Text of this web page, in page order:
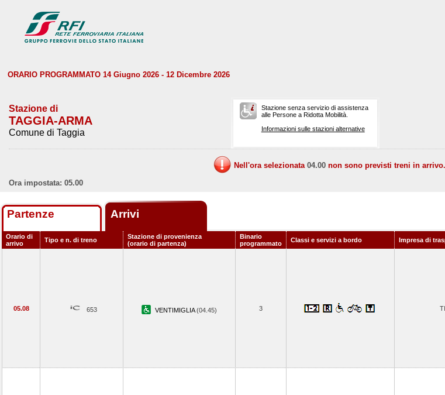
ORARIO PROGRAMMATO 14 Giugno 2026 - 12 Dicembre 2026
Stazione di
TAGGIA-ARMA
Comune di Taggia
Stazione senza servizio di assistenza
alle Persone a Ridotta Mobilità.
Informazioni sulle stazioni alternative
Nell'ora selezionata 04.00 non sono previsti treni in
Ora impostata: 05.00
Partenze Arrivi
Orario di
arrivo
Tipo e n. di treno
Stazione di provenienza
(orario di partenza)
Binario
programmato
Classi e servizi a bordo Impresa di
05.08 653 VENTIMIGLIA(04.45) 3 TI